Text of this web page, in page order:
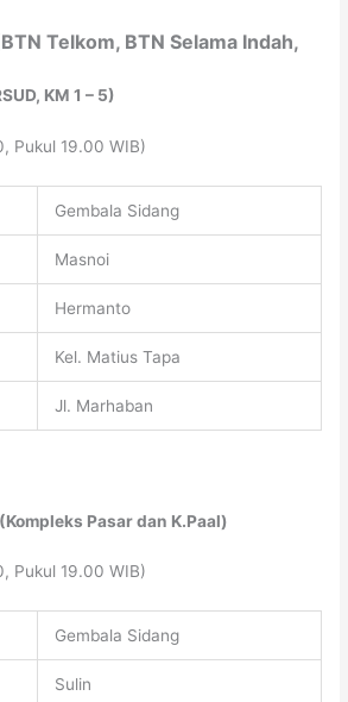
Telkom, BTN Selama Indah,
KM 1 – 5)
Pukul 19.00 WIB)
Gembala Sidang
Masnoi
Hermanto
Kel. Matius Tapa
Jl. Marhaban
Pasar dan K.Paal)
Pukul 19.00 WIB)
Gembala Sidang
Sulin